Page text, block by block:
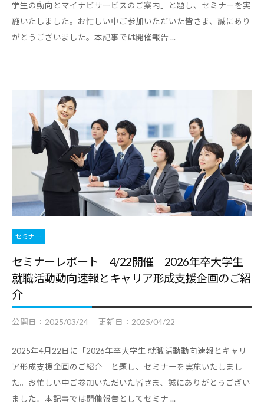
学生の動向とマイナビサービスのご案内」と題し、セミナーを実
施いたしました。お忙しい中ご参加いただいた皆さま、誠にあり
がとうございました。本記事では開催報告 ...
セミナー
セミナーレポート｜4/22開催｜2026年卒大学生
就職活動動向速報とキャリア形成支援企画のご紹
介
公開日： 2025/03/24 更新日： 2025/04/22
2025年4月22日に「2026年卒大学生 就職活動動向速報とキャリ
ア形成支援企画のご紹介」と題し、セミナーを実施いたしまし
た。お忙しい中ご参加いただいた皆さま、誠にありがとうござい
ました。本記事では開催報告としてセミナ ...